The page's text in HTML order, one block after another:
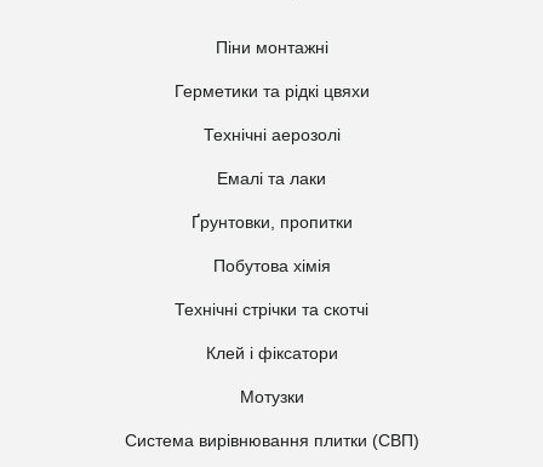
Піни монтажні
Герметики та рідкі цвяхи
Технічні аерозолі
Емалі та лаки
Ґрунтовки, пропитки
Побутова хімія
Технічні стрічки та скотчі
Клей і фіксатори
Мотузки
Система вирівнювання плитки (СВП)